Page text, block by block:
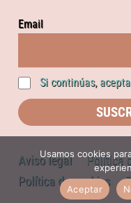
Email
Si continúas,
Aviso legal
Política
Política de cookies
Usamos cookies
Aceptar